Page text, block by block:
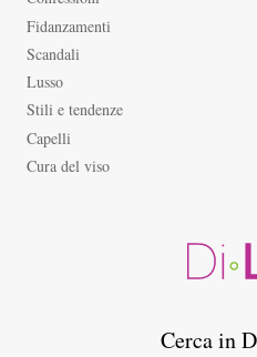
Fidanzamenti
Scandali
Lusso
Stili e tendenze
Capelli
Cura del viso
Cerca in